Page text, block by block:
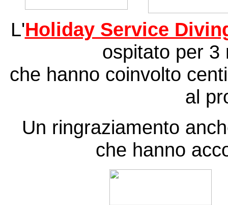
L'Holiday Service
ospitato per 3
che hanno coinvolto
al
Un ringraziamento
che hanno